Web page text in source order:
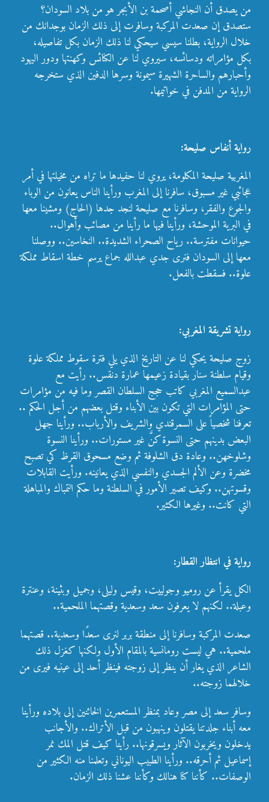
من يصدق أن النجاشي أصحمة بن الأبجر هو من بلاد السودان؟
ستصدق إن صعدت المركبة وسافرت إلى ذلك الزمان بوجدانك من
خلال الرواية، بطلنا سيسي سيحكي لنا ذلك الزمان بكل تفاصيله،
بكل مؤامراته ودسائسه، سيروي لنا عن الكنائس وكهنتها ودور اليهود
وأحبارهم والساحرة الشهيرة سيمونة وسرها الدفين الذي ستخرجه
الرواية من المدفن في خواتيمها.
رواية أنفاس صليحة:
المغربية صليحة المكلومة، يروي لنا حفيدها ما تراه من مخيلتها في أمر
عجائبي غير مسبوق، سافرنا إلى المغرب ورأينا الناس يعانون من الوباء
والجوع والفقر، وسافرنا مع صليحة لنجد جدها (الحاج) ومشينا معها
في البرية الموحشة، ورأينا فيها ما رأينا من مصائب وأهوال..
حيوانات مفترسة.. رياح الصحراء الشديدة.. النخاسين.. ووصلنا
معها إلى السودان فنرى جدي عبدالله جماع يرسم خطة اسقاط مملكة
علوة.. فسقطت بالفعل.
رواية تشريقة المغربي:
زوج صليحة يحكي لنا عن التاريخ الذي يلي فترة سقوط مملكة علوة
وقيام سلطنة سنار بقيادة زعيمها عمارة دنقس.. رأيت مع
عبدالسميع المغربي كاتب حجج السلطان القصر وما فيه من مؤامرات
حتى المؤامرات التي تكون بين الأبناء وقتل بعضهم من أجل الحكم ..
تعرفنا شخصياً على السمرقندي والشريف والأرباب.. ورأينا جهل
البعض بدينهم حتى النسوة كنَّ غير مستورات.. ورأينا النسوة
وشلوخهن.. وعادة دق الشلوفة ثم وضع مسحوق القرظ كي تصبح
مخضرة وعن الألم الجسدي والنفسي الذي يعانينه. ورأيت القابلات
وقسوتهن.. وكيف تصير الأمور في السلطنة وما حكم التمباك والمباهلة
التي كانت.. وغيرها الكثير.
رواية في انتظار القطار:
الكل يقرأ عن روميو وجولييت، وقيس وليلى، وجميل وبثينة، وعنترة
وعبلة.. لكنهم لا يعرفون سعد وسعدية وقصتهما الملحمية..
صعدت المركبة وسافرنا إلى منطقة بربر لنرى سعدًا وسعدية.. قصتهما
ملحمية.. هي ليست رومانسية بالمقام الأول ولكنها كغزل ذلك
الشاعر الذي يغار أن ينظر إلى زوجته فينظر أحد إلى عينيه فيرى من
خلالهما زوجته..
وسافر سعد إلى مصر وعاد بمنظر المستعمرين الخائنين إلى بلاده ورأينا
معه أبناء جلدتنا يقتلون وينهبون من قبل الأتراك.. والأجانب
يدخلون ويخربون الآثار ويسرقونها.. رأينا كيف قتل المك نمر
إسماعيل ثم أحرقه.. ورأينا الطبيب اليوناني وتعلمنا منه الكثير من
الوصفات.. كأننا كنا هنالك وكأننا عشنا ذلك الزمان.